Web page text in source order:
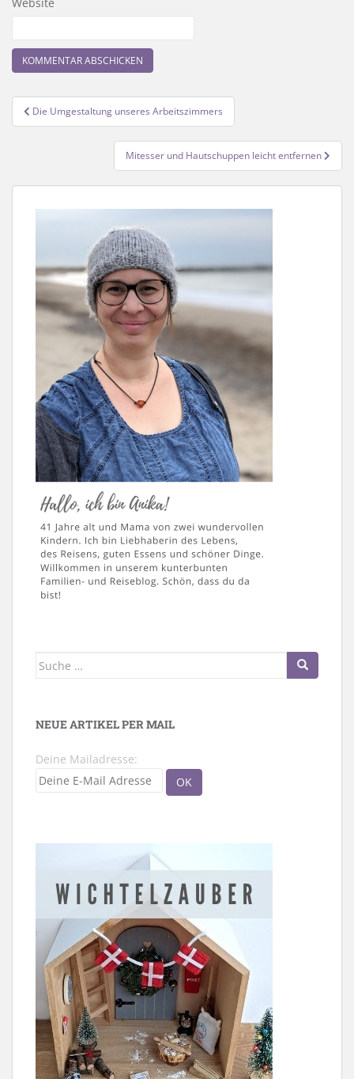
Website
Beitragsnavigation
Die Umgestaltung unseres Arbeitszimmers
Mitesser und Hautschuppen leicht entfernen
Suche
NEUE ARTIKEL PER MAIL
Deine Mailadresse: